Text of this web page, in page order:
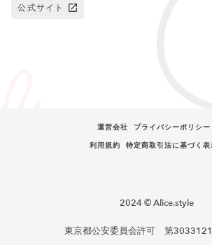
公式サイト
運営会社
プライバシーポリシー
利用規約
特定商取引法に基づく表
2024 © Alice.style
東京都公安委員会許可 第